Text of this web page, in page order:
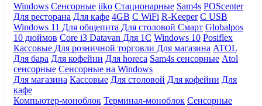
Windows Сенсорные iiko Стационарные Sam4s POScenter
Для ресторана Для кафе 4GB С WiFi R-Keeper С USB
Windows 11 Для общепита Для столовой Смарт Globalpos
10 дюймов Core i3 Datavan Для 1С Windows 10 Posiflex
Кассовые Для розничной торговли Для магазина ATOL
Для бара Для кофейни Для horeca Sam4s сенсорные Atol
сенсорные Сенсорные на Windows
Для магазина Кассовые Для столовой Для кофейни Для
кафе
Компьютер-моноблок Терминал-моноблок Сенсорные